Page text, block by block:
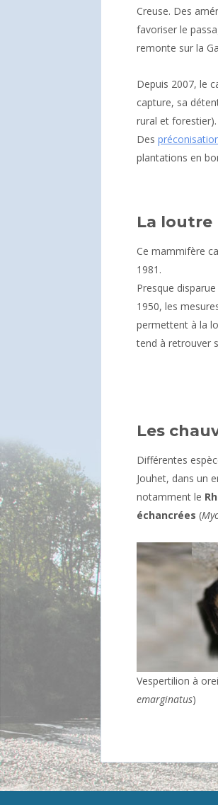
Creuse. Des
favoriser le
remonte sur la
Depuis 2007, le
capture, sa
rural et forestier).
Des
plantations en
La loutre
Ce mammifère
1981.
Presque
1950, les
permettent à la
tend à retrouver
Les
Différentes
Jouhet, dans un
notamment le
échancrées (
Vespertilion à
emarginatus)